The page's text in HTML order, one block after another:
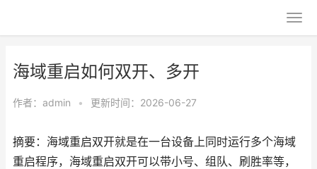
海域重启如何双开、多开
作者： admin • 更新时间：2026-06-27
摘要：海域重启双开就是在一台设备上同时运行多个海域
重启程序，海域重启双开可以带小号、组队、刷胜率等，